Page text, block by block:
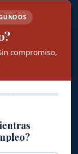
compromiso,